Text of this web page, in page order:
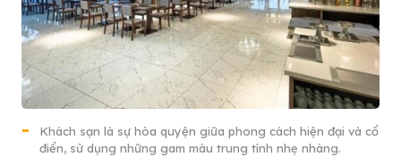
Khách sạn là sự hòa quyện giữa phong cách hiện đại và cổ
điển, sử dụng những gam màu trung tính nhẹ nhàng.